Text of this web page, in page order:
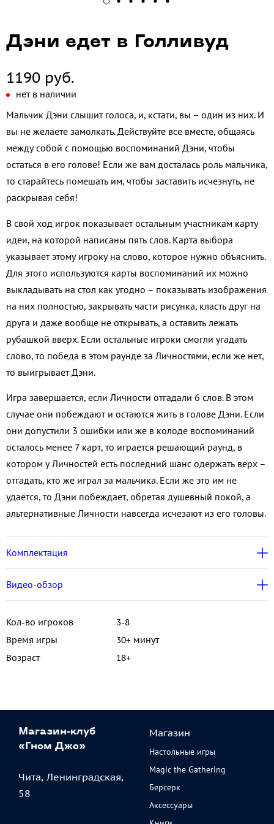
Дэни едет в Голливуд
1190 руб.
нет в наличии
Мальчик Дэни слышит голоса, и, кстати, вы – один из них. И
вы не желаете замолкать. Действуйте все вместе, общаясь
между собой с помощью воспоминаний Дэни, чтобы
остаться в его голове! Если же вам досталась роль мальчика,
то старайтесь помешать им, чтобы заставить исчезнуть, не
раскрывая себя!
В свой ход игрок показывает остальным участникам карту
идеи, на которой написаны пять слов. Карта выбора
указывает этому игроку на слово, которое нужно объяснить.
Для этого используются карты воспоминаний их можно
выкладывать на стол как угодно – показывать изображения
на них полностью, закрывать части рисунка, класть друг на
друга и даже вообще не открывать, а оставить лежать
рубашкой вверх. Если остальные игроки смогли угадать
слово, то победа в этом раунде за Личностями, если же нет,
то выигрывает Дэни.
Игра завершается, если Личности отгадали 6 слов. В этом
случае они побеждают и остаются жить в голове Дэни. Если
они допустили 3 ошибки или же в колоде воспоминаний
осталось менее 7 карт, то играется решающий раунд, в
котором у Личностей есть последний шанс одержать верх –
отгадать, кто же играл за мальчика. Если же это им не
удаётся, то Дэни побеждает, обретая душевный покой, а
альтернативные Личности навсегда исчезают из его головы.
Комплектация
Видео-обзор
Кол-во игроков
3-8
Время игры
30+ минут
Возраст
18+
Магазин-клуб
«Гном Джо»
Чита, Ленинградская,
58
Магазин
Настольные игры
Magic the Gathering
Берсерк
Аксессуары